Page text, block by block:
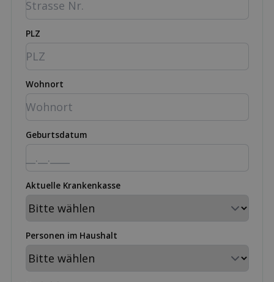
PLZ
Wohnort
Geburtsdatum
Aktuelle Krankenkasse
Personen im Haushalt